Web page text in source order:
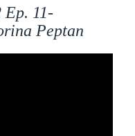
Ep. 11-
Peptan